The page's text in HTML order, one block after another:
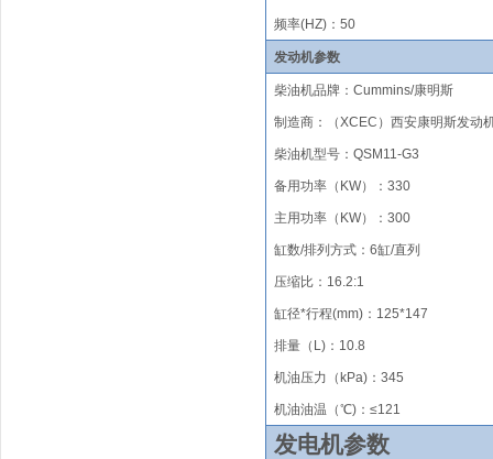
频率(HZ) ：50
发动机参数
柴油机品牌 ：Cummins/康明斯
制造商：（XCEC）西安康明斯发动
柴油机型号 ：QSM11-G3
备用功率（KW）：330
主用功率（KW）：300
缸数/排列方式 ：6缸/直列
压缩比 ： 16.2:1
缸径*行程(mm) ： 125*147
排量（ L) ： 10.8
机油压力（kPa)：345
机油油温（℃)：≤121
发电机参数